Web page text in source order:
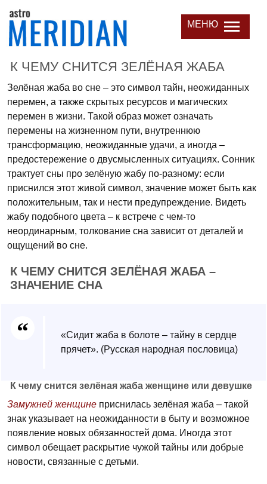
МЕНЮ
К ЧЕМУ СНИТСЯ ЗЕЛЁНАЯ ЖАБА
Зелёная жаба во сне – это символ тайн, неожиданных
перемен, а также скрытых ресурсов и магических
перемен в жизни. Такой образ может означать
перемены на жизненном пути, внутреннюю
трансформацию, неожиданные удачи, а иногда –
предостережение о двусмысленных ситуациях. Сонник
трактует сны про зелёную жабу по-разному: если
приснился этот живой символ, значение может быть как
положительным, так и нести предупреждение. Видеть
жабу подобного цвета – к встрече с чем-то
неординарным, толкование сна зависит от деталей и
ощущений во сне.
К ЧЕМУ СНИТСЯ ЗЕЛЁНАЯ ЖАБА –
ЗНАЧЕНИЕ СНА
«Сидит жаба в болоте – тайну в сердце
прячет». (Русская народная пословица)
К чему снится зелёная жаба женщине или девушке
Замужней женщине приснилась зелёная жаба – такой
знак указывает на неожиданности в быту и возможное
появление новых обязанностей дома. Иногда этот
символ обещает раскрытие чужой тайны или добрые
новости, связанные с детьми.